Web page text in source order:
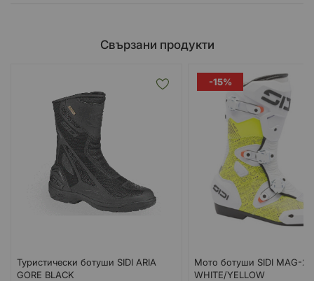
Свързани продукти
Туристически ботуши SIDI ARIA
GORE BLACK
-15%
Мото ботуши SIDI MAG-2
WHITE/YELLOW